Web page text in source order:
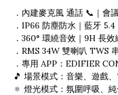
．內建麥克風 通話 📞｜會
．IP66 防塵防水｜藍牙
．360° 環繞音效｜9H 長
．RMS 34W 雙喇叭 TWS
．專用 APP：EDIFIER
🎵 場景模式：音樂、遊戲
🔅 燈光模式：氛圍呼吸、